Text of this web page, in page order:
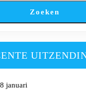
Zoeken
januari